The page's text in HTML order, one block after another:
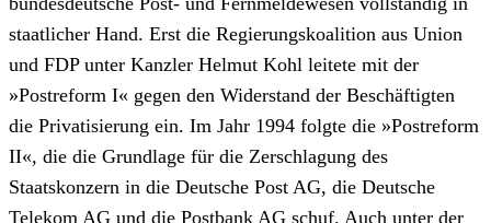
staatlicher Hand. Erst die Regierungskoalition aus Union
und FDP unter Kanzler Helmut Kohl leitete mit der
»Postreform I« gegen den Widerstand der Beschäftigten
die Privatisierung ein. Im Jahr 1994 folgte die »Postreform
II«, die die Grundlage für die Zerschlagung des
Staatskonzern in die Deutsche Post AG, die Deutsche
Telekom AG und die Postbank AG schuf. Auch unter der